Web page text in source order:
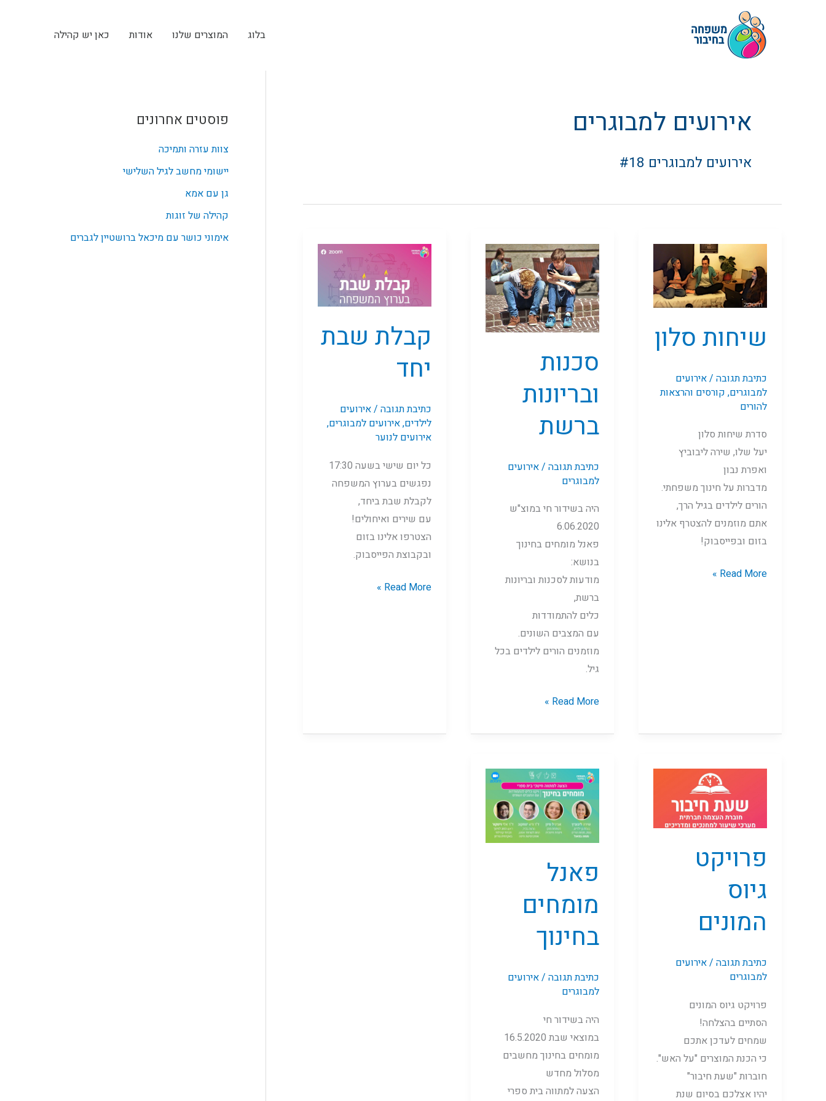
בלוג המוצרים שלנו אודות כאן יש קהילה
אירועים למבוגרים
אירועים למבוגרים #18
שיחות סלון
כתיבת תגובה /אירועים
למבוגרים, קורסים והרצאות
להורים
סדרת שיחות סלון
יעל שלו, שירה ליבוביץ
ואפרת נבון
מדברות על חינוך משפחתי.
הורים לילדים בגיל הרך,
אתם מוזמנים להצטרף אלינו
בזום ובפייסבוק!
סלון
Read More »
סכנות
ובריונות
ברשת
כתיבת תגובה /אירועים
למבוגרים
היה בשידור חי במוצ"ש
6.06.2020
פאנל מומחים בחינוך
בנושא:
מודעות לסכנות ובריונות
ברשת,
כלים להתמודדות
עם המצבים השונים.
מוזמנים הורים לילדים בכל
גיל.
סכנות
ובריונות
ברשת
Read More »
קבלת שבת
יחד
כתיבת תגובה /אירועים
לילדים,אירועים למבוגרים,
אירועים לנוער
כל יום שישי בשעה 17:30
נפגשים בערוץ המשפחה
לקבלת שבת ביחד,
עם שירים ואיחולים!
הצטרפו אלינו בזום
ובקבוצת הפייסבוק.
קבלת
Read More »
פרויקט
גיוס
המונים
כתיבת תגובה /אירועים
למבוגרים
פרויקט גיוס המונים
הסתיים בהצלחה!
שמחים לעדכן אתכם
כי הכנת המוצרים "על האש".
חוברות "שעת חיבור"
יהיו אצלכם בסיום שנת
המונים
פאנל
מומחים
בחינוך
כתיבת תגובה /אירועים
למבוגרים
היה בשידור חי
במוצאי שבת 16.5.2020
מומחים בחינוך מחשבים
מסלול מחדש
הצעה למתווה בית ספרי
פאנל
מומחים
בחינוך
פוסטים אחרונים
צוות עזרה ותמיכה
יישומי מחשב לגיל השלישי
גן עם אמא
קהילה של זוגות
אימוני כושר עם מיכאל ברושטיין לגברים